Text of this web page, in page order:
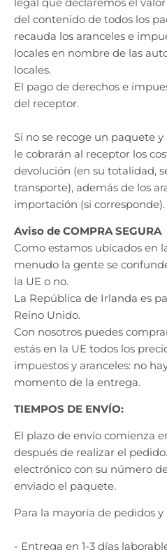
del contenido de todos los
recauda los aranceles e
locales en nombre de las
locales.
El pago de derechos e
del receptor.
Si no se recoge un paquete
le cobrarán al receptor los
devolución (en su totalidad,
transporte), además de los
importación (si corresponde).
Aviso de COMPRA SEGURA
Como estamos ubicados en
menudo la gente se
la UE o no.
La República de Irlanda es
Reino Unido.
Con nosotros puedes
estás en la UE todos los
impuestos y aranceles: no
momento de la entrega.
TIEMPOS DE ENVÍO:
El plazo de envío comienza
después de realizar el
electrónico con su número
enviado el paquete.
Para la mayoría de pedidos
- Entrega en 1-3 días